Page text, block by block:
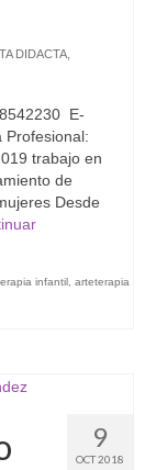
DIDACTA
E-
Profesional:
trabajo en
de
Desde
infantil arteterapia
9
OCT 2018